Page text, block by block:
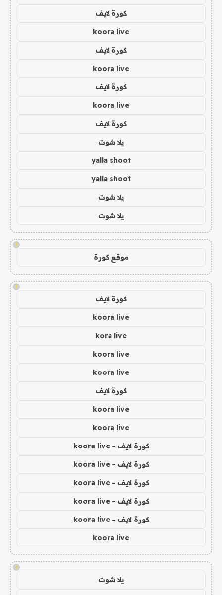
كورة لايف
koora live
كورة لايف
koora live
كورة لايف
koora live
كورة لايف
يلا شوت
yalla shoot
yalla shoot
يلا شوت
يلا شوت
!
موقع كورة
!
كورة لايف
koora live
kora live
koora live
koora live
كورة لايف
koora live
koora live
كورة لايف - koora live
كورة لايف - koora live
كورة لايف - koora live
كورة لايف - koora live
كورة لايف - koora live
koora live
!
يلا شوت